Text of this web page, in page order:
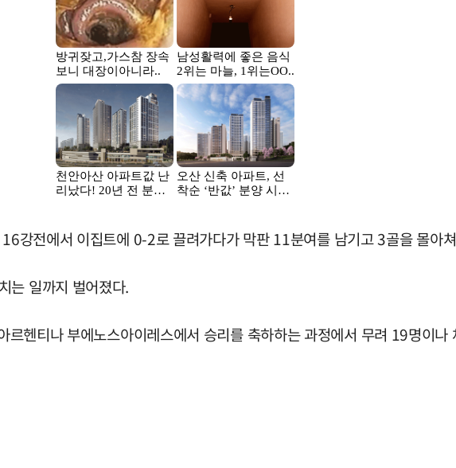
강전에서 이집트에 0-2로 끌려가다가 막판 11분여를 남기고 3골을 몰아
는 일까지 벌어졌다.
헨티나 부에노스아이레스에서 승리를 축하하는 과정에서 무려 19명이나